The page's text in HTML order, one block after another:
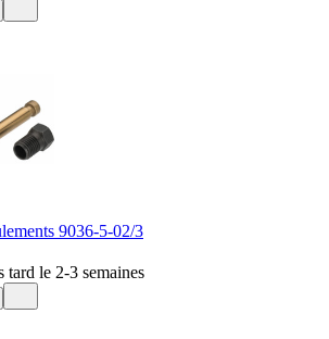
9036-5-02/3
le 2-3 semaines